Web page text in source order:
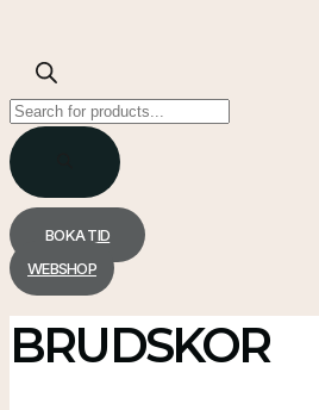
Products
search
BOKA TID
WEBSHOP
BRUDSKOR